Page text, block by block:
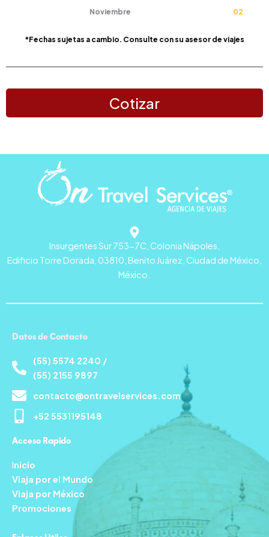
Noviembre 02
*Fechas sujetas a cambio. Consulte con su asesor de viajes
Cotizar
Insurgentes Sur 753-7C, Colonia Nápoles,
Edificio Torre Dorada, 03810, Benito Juárez, Ciudad de México,
México.
Datos de Contacto
(55) 5574 2240 /
(55) 2155 9897
contacto@ontravelservices.com
+52 5531195148
Acceso Rapido
Inicio
Viaja por el Mundo
Viaja por México
Promociones